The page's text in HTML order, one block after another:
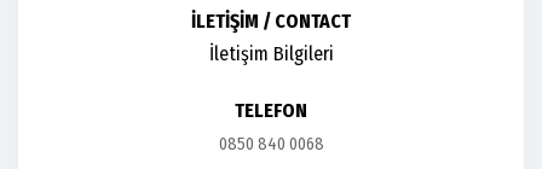
İLETİŞİM / CONTACT
İletişim Bilgileri
TELEFON
0850 840 0068